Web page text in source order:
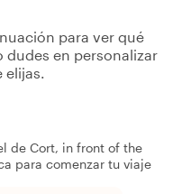
para ver qué
en personalizar
de Cort, in front of the
para comenzar tu viaje